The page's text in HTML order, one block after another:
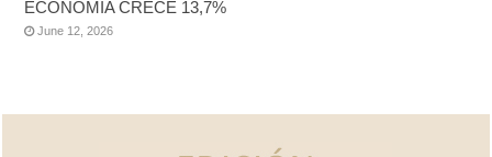
ECONOMÍA CRECE 13,7%
June 12, 2026